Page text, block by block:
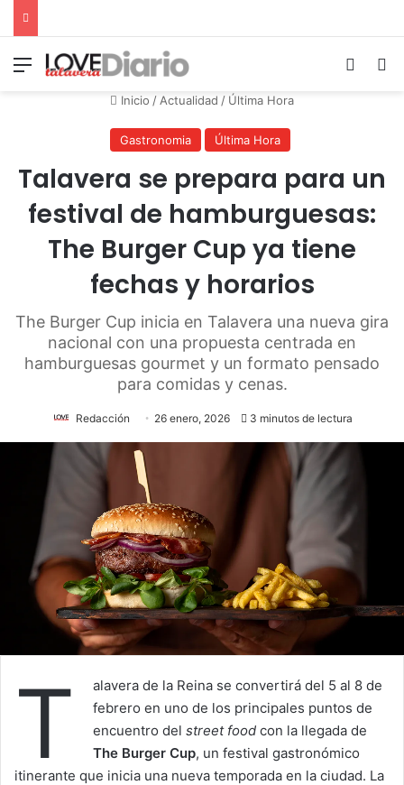
Menú
Inicio /Actualidad / Última Hora
Gastronomia Última Hora
Talavera se prepara para un
festival de hamburguesas:
The Burger Cup ya tiene
fechas y horarios
The Burger Cup inicia en Talavera una nueva gira
nacional con una propuesta centrada en
hamburguesas gourmet y un formato pensado
para comidas y cenas.
Redacción 26 enero, 2026 3 minutos de lectura
T
alavera de la Reina se convertirá del 5 al 8 de
febrero en uno de los principales puntos de
encuentro del street food con la llegada de
The Burger Cup, un festival gastronómico
itinerante que inicia una nueva temporada en la ciudad. La